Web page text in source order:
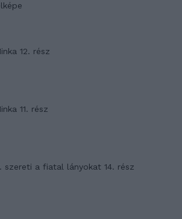
12. rész
11. rész
szereti a fiatal lányokat 14. rész